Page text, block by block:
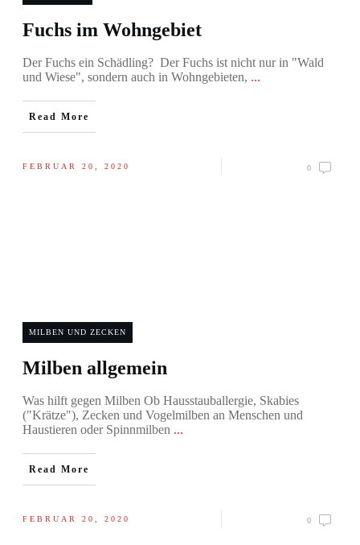
Fuchs im Wohngebiet
Der Fuchs ein Schädling? Der Fuchs ist nicht nur in "Wald
und Wiese", sondern auch in Wohngebieten, ...
Read More
FEBRUAR 20, 2020 0
MILBEN UND ZECKEN
Milben allgemein
Was hilft gegen Milben Ob Hausstauballergie, Skabies
("Krätze"), Zecken und Vogelmilben an Menschen und
Haustieren oder Spinnmilben ...
Read More
FEBRUAR 20, 2020 0